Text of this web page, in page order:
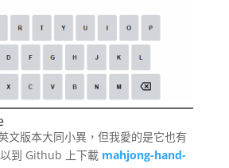
文版本大同小異，但我愛的是它也有
到 Github 上下載 mahjong-hand-